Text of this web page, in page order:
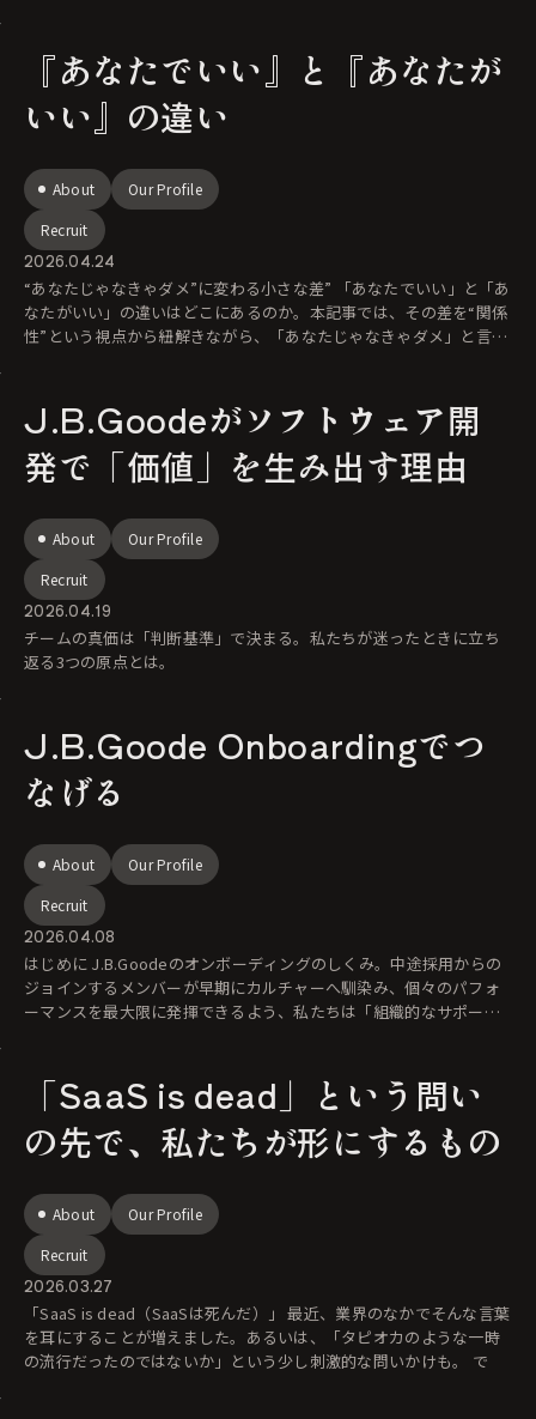
『あなたでいい』と『あなたが
いい』の違い
About
Our Profile
Recruit
2026.04.24
“あなたじゃなきゃダメ”に変わる小さな差” 「あなたでいい」と「あ
なたがいい」の違いはどこにあるのか。本記事では、その差を“関係
性”という視点から紐解きながら、「あなたじゃなきゃダメ」と言わ
J.B.Goodeがソフトウェア開
発で「価値」を生み出す理由
About
Our Profile
Recruit
2026.04.19
チームの真価は「判断基準」で決まる。私たちが迷ったときに立ち
返る3つの原点とは。
J.B.Goode Onboardingでつ
なげる
About
Our Profile
Recruit
2026.04.08
はじめに J.B.Goodeのオンボーディングのしくみ。中途採用からの
ジョインするメンバーが早期にカルチャーへ馴染み、個々のパフォ
ーマンスを最大限に発揮できるよう、私たちは「組織的なサポー
「SaaS is dead」という問い
の先で、私たちが形にするもの
About
Our Profile
Recruit
2026.03.27
「SaaS is dead（SaaSは死んだ）」 最近、業界のなかでそんな言葉
を耳にすることが増えました。あるいは、「タピオカのような一時
の流行だったのではないか」という少し刺激的な問いかけも。 で